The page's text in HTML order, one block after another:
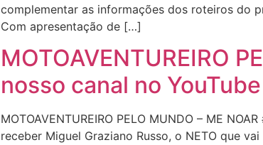
complementar as informações dos roteiros do
Com apresentação de […]
MOTOAVENTUREIRO
nosso canal no YouTube
MOTOAVENTUREIRO PELO MUNDO – ME
receber Miguel Graziano Russo, o NETO que